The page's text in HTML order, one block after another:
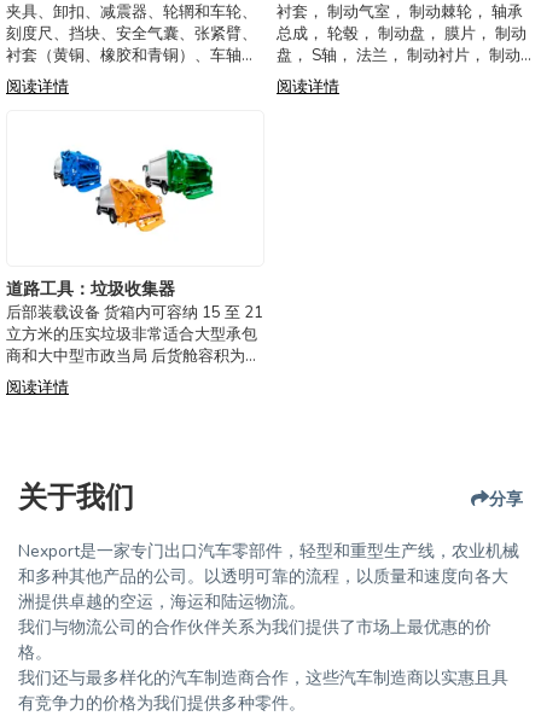
夹具、卸扣、减震器、轮辋和车轮、
刻度尺、挡块、安全气囊、张紧臂、
衬套（黄铜、橡胶和青铜）、车轴、
转向轴、弹簧夹、Jumelos、轴承、
弹簧和板簧（抛物线和常规）、空气
阅读详情
衬套， 制动气室， 制动棘轮， 轴承
总成， 轮毂， 制动盘， 膜片， 制动
盘， S轴， 法兰， 制动衬片， 制动
卡钳， 制动销， 铆钉， 维修， 轴
承， 制动蹄， 制动鼓， 阀门
阅读详情
道路工具：垃圾收集器
后部装载设备 货箱内可容纳 15 至 21
立方米的压实垃圾非常适合大型承包
商和大中型市政当局 后货舱容积为
2.39 立方米 由高耐用性和阻力聚合
物 （UHMW） 滑轨制成的带滑动的
阅读详情
关于我们 分享
Nexport是一家专门出口汽车零部件，轻型和重型生产线，农业机械
和多种其他产品的公司。以透明可靠的流程，以质量和速度向各大
洲提供卓越的空运，海运和陆运物流。
我们与物流公司的合作伙伴关系为我们提供了市场上最优惠的价
格。
我们还与最多样化的汽车制造商合作，这些汽车制造商以实惠且具
有竞争力的价格为我们提供多种零件。